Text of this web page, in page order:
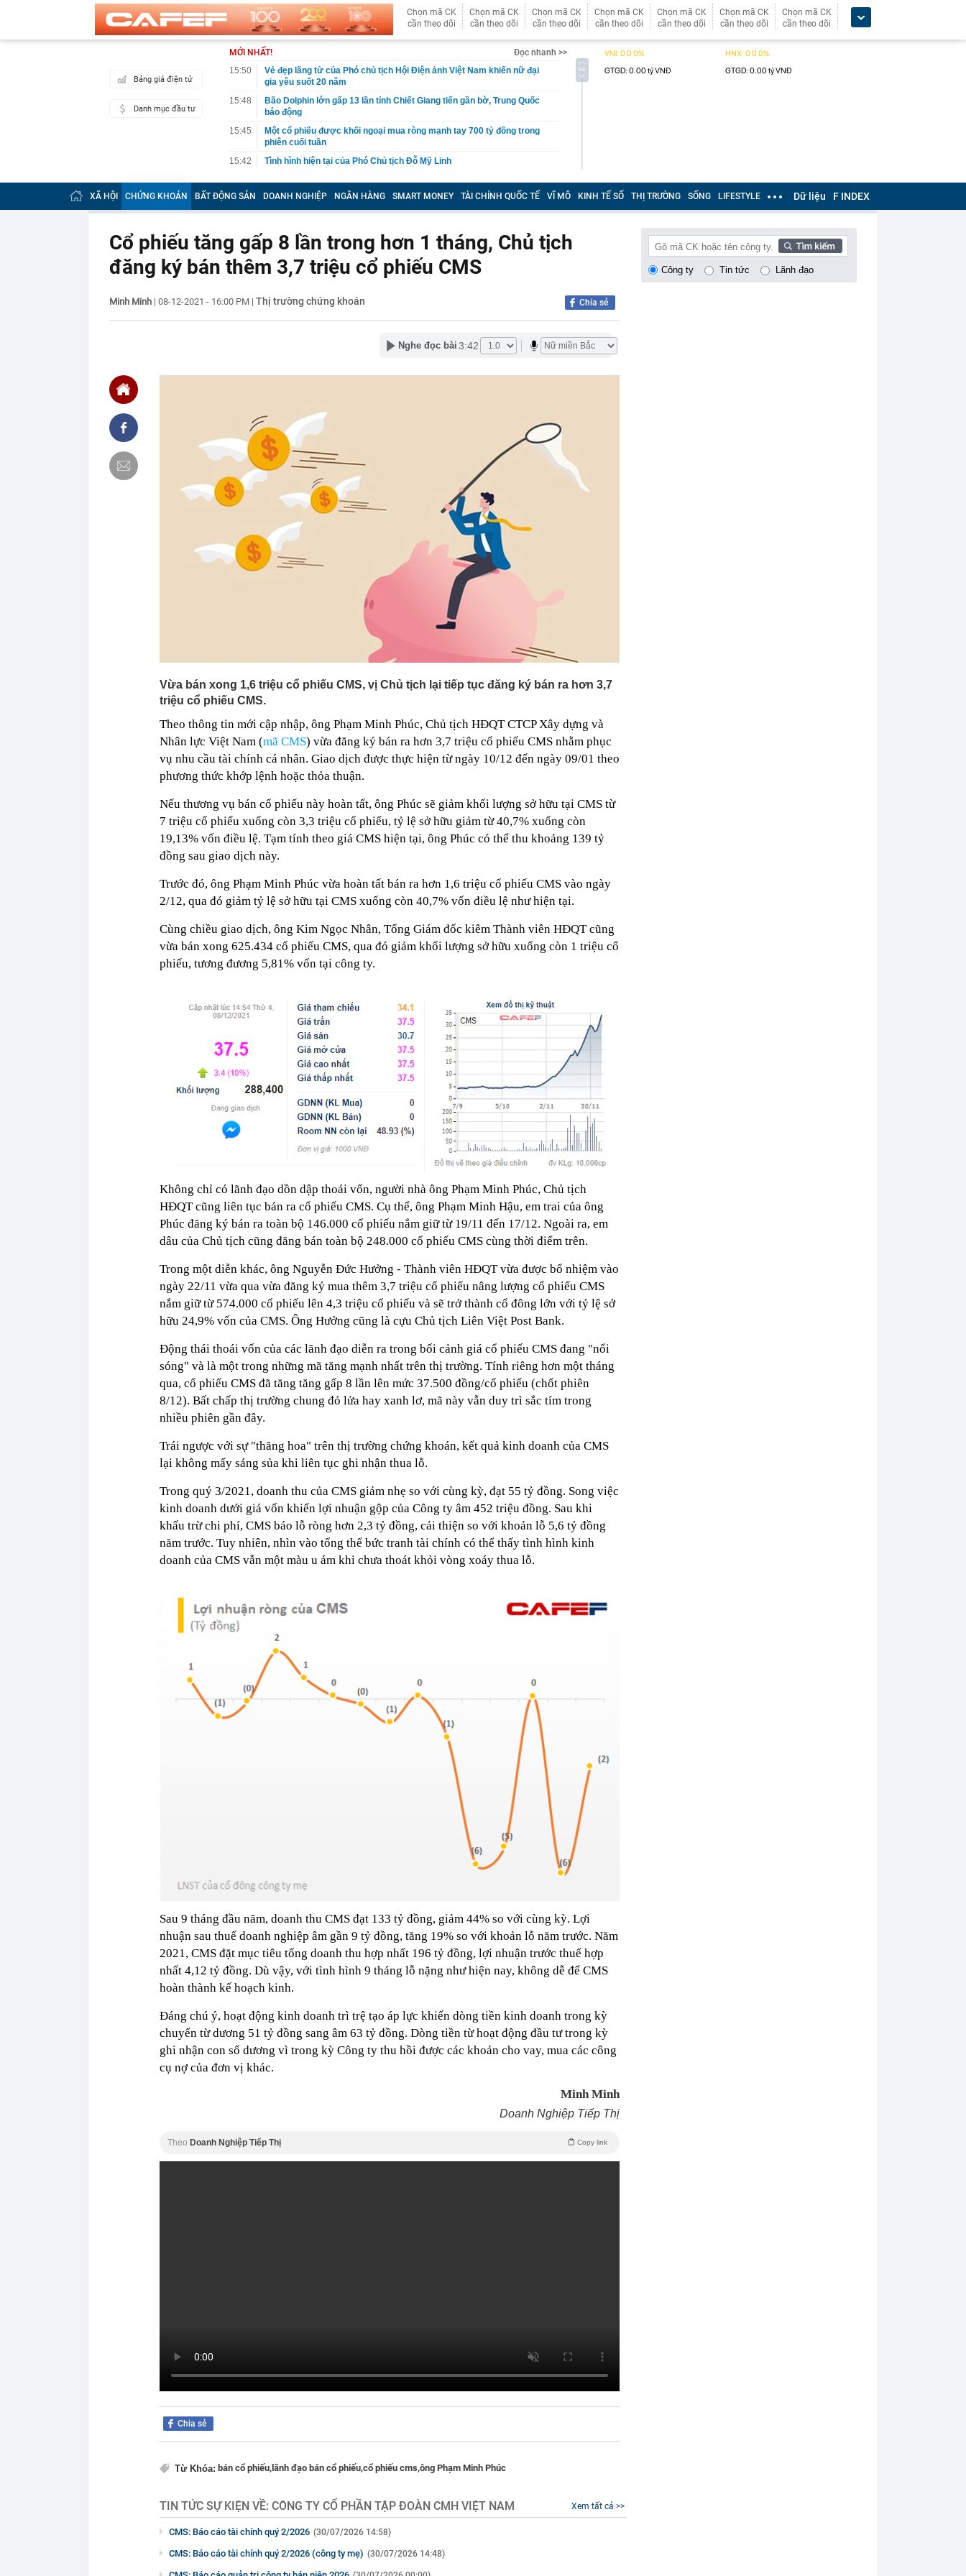
Chọn mã CK
cần theo dõi
Chọn mã CK
cần theo dõi
Chọn mã CK
cần theo dõi
Chọn mã CK
cần theo dõi
Chọn mã CK
cần theo dõi
Chọn mã CK
cần theo dõi
Chọn mã CK
cần theo dõi
Bảng giá điện tử
Danh mục đầu tư
MỚI NHẤT!
Đọc nhanh >>
15:50
Vẻ đẹp lãng tử của Phó chủ tịch Hội Điện ảnh Việt Nam khiến nữ đại
gia yêu suốt 20 năm
15:48
Bão Dolphin lớn gấp 13 lần tỉnh Chiết Giang tiến gần bờ, Trung Quốc
báo động
15:45
Một cổ phiếu được khối ngoại mua ròng mạnh tay 700 tỷ đồng trong
phiên cuối tuần
15:42
Tình hình hiện tại của Phó Chủ tịch Đỗ Mỹ Linh
15:40
Loạt lãnh đạo Đạm Cà Mau (DCM) nhận thù lao “khủng”, có người bình
quân vượt 1 tỷ đồng mỗi tháng
15:34
Một tài khoản ngân hàng chưa từng được sử dụng bất ngờ có số dư
15:32
Phát hiện 'kho báu' lớn nhất thế giới tại láng giềng Việt Nam: giá khai
thác dưới 1 USD/kg, công ty được Bill Gates, Amazon hậu thuẫn lập
tức quan tâm
Trả hồ sơ điều tra bổ sung đại án dự án bất động sản 'ma'
AI bên trong OpenAI
15:19
1 tài khoản SeABank chưa từng sử dụng đột ngột phát sinh 100 triệu
đồng chuyển khoản: Công an mời 1 người phụ nữ đến làm việc
15:17
Hình ảnh khó tin của con dâu cũ gia tộc Samsung
15:16
Công an yêu cầu người dân có sổ đỏ đặc biệt lưu ý thông tin sau
15:13
Nơi 'lạnh nhất Việt Nam' sắp có tuyến cáp treo lên thẳng đỉnh núi cao
hơn 1500m, tổng vốn trên 7.300 tỷ đồng
Nhà sản xuất Anh Trai Say Hi tự tin vượt kế hoạch nhờ loạt chương
trình “bom tấn” cuối năm
15:11
Tuyến cao tốc 23.900 tỷ đồng giúp tăng kết nối với Lào và Thái Lan, có
sự góp mặt của Đèo Cả đang được thực hiện ra sao?
Ăn buffet bao nhiêu mới khiến nhà hàng bắt đầu lỗ?
Thợ chuyên nghiệp chỉ ra 2 dấu vết cho thấy mối mọt đang "rút ruột"
XÃ HỘI CHỨNG KHOÁN BẤT ĐỘNG SẢN DOANH NGHIỆP NGÂN HÀNG SMART MONEY TÀI CHÍNH QUỐC TẾ VĨ MÔ KINH TẾ SỐ THỊ TRƯỜNG SỐNG LIFESTYLE Dữ liệu F INDEX
Cổ phiếu tăng gấp 8 lần trong hơn 1 tháng, Chủ tịch
đăng ký bán thêm 3,7 triệu cổ phiếu CMS
Minh Minh | 08-12-2021 - 16:00 PM | Thị trường chứng khoán Chia sẻ
Nghe đọc bài 3:42
Vừa bán xong 1,6 triệu cổ phiếu CMS, vị Chủ tịch lại tiếp tục đăng ký bán ra hơn 3,7
triệu cổ phiếu CMS.
Theo thông tin mới cập nhập, ông Phạm Minh Phúc, Chủ tịch HĐQT CTCP Xây dựng và
Nhân lực Việt Nam (mã CMS) vừa đăng ký bán ra hơn 3,7 triệu cổ phiếu CMS nhằm phục
vụ nhu cầu tài chính cá nhân. Giao dịch được thực hiện từ ngày 10/12 đến ngày 09/01 theo
phương thức khớp lệnh hoặc thỏa thuận.
Nếu thương vụ bán cổ phiếu này hoàn tất, ông Phúc sẽ giảm khối lượng sở hữu tại CMS từ
7 triệu cổ phiếu xuống còn 3,3 triệu cổ phiếu, tỷ lệ sở hữu giảm từ 40,7% xuống còn
19,13% vốn điều lệ. Tạm tính theo giá CMS hiện tại, ông Phúc có thể thu khoảng 139 tỷ
đồng sau giao dịch này.
Trước đó, ông Phạm Minh Phúc vừa hoàn tất bán ra hơn 1,6 triệu cổ phiếu CMS vào ngày
2/12, qua đó giảm tỷ lệ sở hữu tại CMS xuống còn 40,7% vốn điều lệ như hiện tại.
Cùng chiều giao dịch, ông Kim Ngọc Nhân, Tổng Giám đốc kiêm Thành viên HĐQT cũng
vừa bán xong 625.434 cổ phiếu CMS, qua đó giảm khối lượng sở hữu xuống còn 1 triệu cổ
phiếu, tương đương 5,81% vốn tại công ty.
Không chỉ có lãnh đạo dồn dập thoái vốn, người nhà ông Phạm Minh Phúc, Chủ tịch
HĐQT cũng liên tục bán ra cổ phiếu CMS. Cụ thể, ông Phạm Minh Hậu, em trai của ông
Phúc đăng ký bán ra toàn bộ 146.000 cổ phiếu nắm giữ từ 19/11 đến 17/12. Ngoài ra, em
dâu của Chủ tịch cũng đăng bán toàn bộ 248.000 cổ phiếu CMS cùng thời điểm trên.
Trong một diễn khác, ông Nguyễn Đức Hưởng - Thành viên HĐQT vừa được bổ nhiệm vào
ngày 22/11 vừa qua vừa đăng ký mua thêm 3,7 triệu cổ phiếu nâng lượng cổ phiếu CMS
nắm giữ từ 574.000 cổ phiếu lên 4,3 triệu cổ phiếu và sẽ trở thành cổ đông lớn với tỷ lệ sở
hữu 24,9% vốn của CMS. Ông Hưởng cũng là cựu Chủ tịch Liên Việt Post Bank.
Động thái thoái vốn của các lãnh đạo diễn ra trong bối cảnh giá cổ phiếu CMS đang "nổi
sóng" và là một trong những mã tăng mạnh nhất trên thị trường. Tính riêng hơn một tháng
qua, cổ phiếu CMS đã tăng tăng gấp 8 lần lên mức 37.500 đồng/cổ phiếu (chốt phiên
8/12). Bất chấp thị trường chung đỏ lửa hay xanh lơ, mã này vẫn duy trì sắc tím trong
nhiều phiên gần đây.
Trái ngược với sự "thăng hoa" trên thị trường chứng khoán, kết quả kinh doanh của CMS
lại không mấy sáng sủa khi liên tục ghi nhận thua lỗ.
Trong quý 3/2021, doanh thu của CMS giảm nhẹ so với cùng kỳ, đạt 55 tỷ đồng. Song việc
kinh doanh dưới giá vốn khiến lợi nhuận gộp của Công ty âm 452 triệu đồng. Sau khi
khấu trừ chi phí, CMS báo lỗ ròng hơn 2,3 tỷ đồng, cải thiện so với khoản lỗ 5,6 tỷ đồng
năm trước. Tuy nhiên, nhìn vào tổng thể bức tranh tài chính có thể thấy tình hình kinh
doanh của CMS vẫn một màu u ám khi chưa thoát khỏi vòng xoáy thua lỗ.
Sau 9 tháng đầu năm, doanh thu CMS đạt 133 tỷ đồng, giảm 44% so với cùng kỳ. Lợi
nhuận sau thuế doanh nghiệp âm gần 9 tỷ đồng, tăng 19% so với khoản lỗ năm trước. Năm
2021, CMS đặt mục tiêu tổng doanh thu hợp nhất 196 tỷ đồng, lợi nhuận trước thuế hợp
nhất 4,12 tỷ đồng. Dù vậy, với tình hình 9 tháng lỗ nặng như hiện nay, không dễ để CMS
hoàn thành kế hoạch kinh.
Đáng chú ý, hoạt động kinh doanh trì trệ tạo áp lực khiến dòng tiền kinh doanh trong kỳ
chuyển từ dương 51 tỷ đồng sang âm 63 tỷ đồng. Dòng tiền từ hoạt động đầu tư trong kỳ
ghi nhận con số dương vì trong kỳ Công ty thu hồi được các khoản cho vay, mua các công
cụ nợ của đơn vị khác.
Minh Minh
Doanh Nghiệp Tiếp Thị
Theo Doanh Nghiệp Tiếp Thị Copy link
Chia sẻ
Từ Khóa: bán cổ phiếu,lãnh đạo bán cổ phiếu,cổ phiếu cms,ông Phạm Minh Phúc
TIN TỨC SỰ KIỆN VỀ: CÔNG TY CỔ PHẦN TẬP ĐOÀN CMH VIỆT NAM Xem tất cả >>
CMS: Báo cáo tài chính quý 2/2026 (30/07/2026 14:58)
CMS: Báo cáo tài chính quý 2/2026 (công ty mẹ) (30/07/2026 14:48)
Công ty Tin tức Lãnh đạo